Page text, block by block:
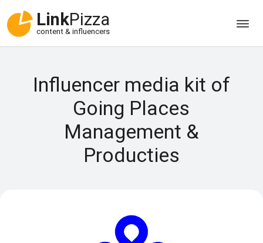
LinkPizza
content & influencers
Influencer media kit of
Going Places
Management &
Producties